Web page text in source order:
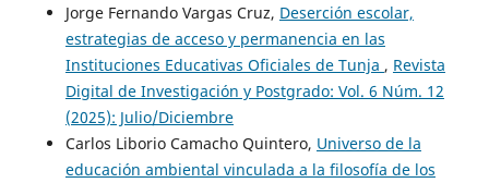
Jorge Fernando Vargas Cruz, Deserción escolar,
estrategias de acceso y permanencia en las
Instituciones Educativas Oficiales de Tunja , Revista
Digital de Investigación y Postgrado: Vol. 6 Núm. 12
(2025): Julio/Diciembre
Carlos Liborio Camacho Quintero, Universo de la
educación ambiental vinculada a la filosofía de los